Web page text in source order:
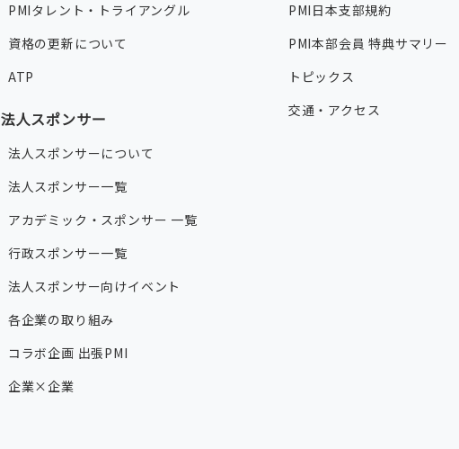
PMIタレント・トライアングル
資格の更新について
ATP
法人スポンサー
法人スポンサーについて
法人スポンサー一覧
アカデミック・スポンサー 一覧
行政スポンサー一覧
法人スポンサー向けイベント
各企業の取り組み
コラボ企画 出張PMI
企業×企業
PMI日本支部規約
PMI本部会員 特典サマリー
トピックス
交通・アクセス